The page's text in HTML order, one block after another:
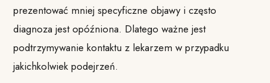
prezentować mniej specyficzne objawy i często
diagnoza jest opóźniona. Dlatego ważne jest
podtrzymywanie kontaktu z lekarzem w przypadku
jakichkolwiek podejrzeń.